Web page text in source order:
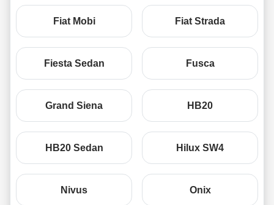
Fiat Mobi Fiat Strada
Fiesta Sedan Fusca
Grand Siena HB20
HB20 Sedan Hilux SW4
Nivus Onix